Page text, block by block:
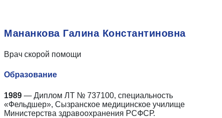
Мананкова Галина Константиновна
Врач скорой помощи
Образование
1989 — Диплом ЛТ № 737100, специальность
«Фельдшер», Сызранское медицинское училище
Министерства здравоохранения РСФСР.